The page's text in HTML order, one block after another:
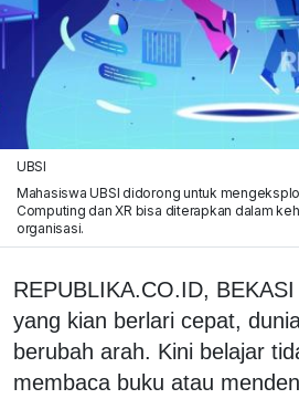
UBSI
Mahasiswa UBSI didorong untuk
Computing dan XR bisa diterapkan dalam
organisasi.
REPUBLIKA.CO.ID,
yang kian berlari cepat,
berubah arah. Kini belajar
membaca buku atau